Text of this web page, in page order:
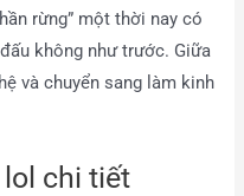
rừng” một thời nay có
không như trước. Giữa
và chuyển sang làm kinh
chi tiết